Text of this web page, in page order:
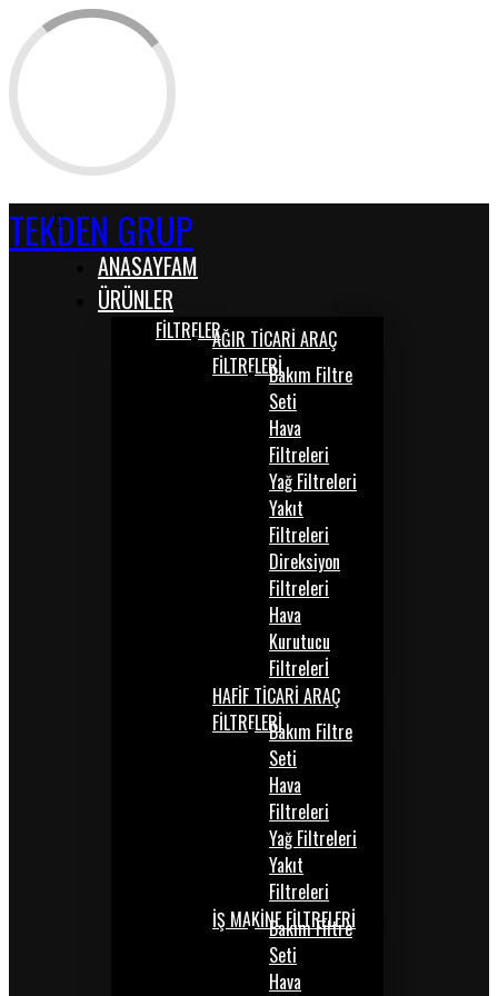
TEKDEN GRUP
ANASAYFAM
ÜRÜNLER
FİLTRELERAĞIR TİCARİ ARAÇ
FİLTRELERİBakım Filtre
Seti
Hava
Filtreleri
Yağ Filtreleri
Yakıt
Filtreleri
Direksiyon
Filtreleri
Hava
Kurutucu
Filtrelerİ
HAFİF TİCARİ ARAÇ
FİLTRELERİBakım Filtre
Seti
Hava
Filtreleri
Yağ Filtreleri
Yakıt
Filtreleri
İŞ MAKİNE FİLTRELERİ
Bakım Filtre
Seti
Hava